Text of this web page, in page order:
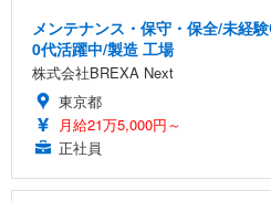
メンテナンス・保守・保全/未経
0代活躍中/製造 工場
株式会社BREXA Next
東京都
月給21万5,000円～
正社員